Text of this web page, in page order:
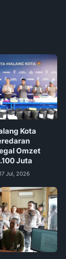
Kota
Omzet
Juta
Jul, 2026